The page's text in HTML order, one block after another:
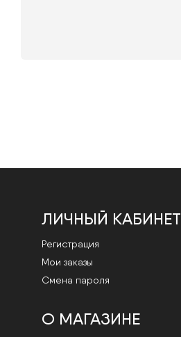
ЛИЧНЫЙ КАБИНЕТ
Регистрация
Мои заказы
Смена пароля
О МАГАЗИНЕ